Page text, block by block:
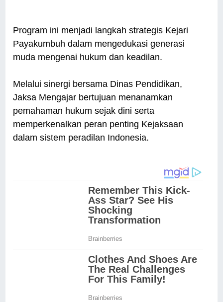
Program ini menjadi langkah strategis Kejari
Payakumbuh dalam mengedukasi generasi
muda mengenai hukum dan keadilan.
Melalui sinergi bersama Dinas Pendidikan,
Jaksa Mengajar bertujuan menanamkan
pemahaman hukum sejak dini serta
memperkenalkan peran penting Kejaksaan
dalam sistem peradilan Indonesia.